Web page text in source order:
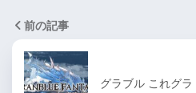
前の記事
グラブル これグ